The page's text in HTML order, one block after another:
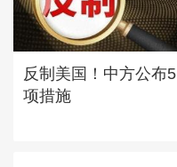
反制美国！中方公布5
项措施